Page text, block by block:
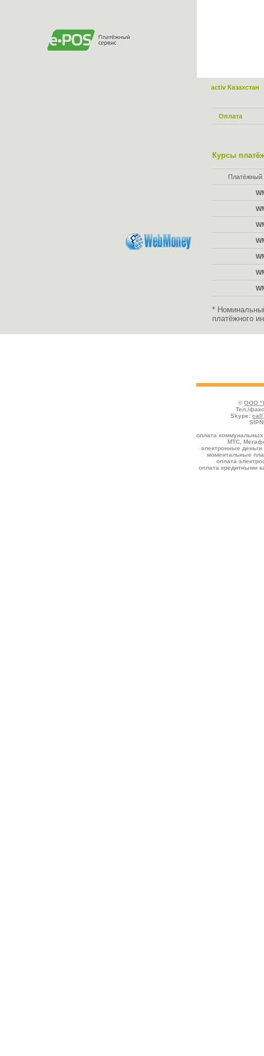
activ Казахстан
Оплата
Курсы
Платёжный
*
платёжного
©ООО
Тел./
Skype:
оплата
МТС,
электронные
моментальные
оплата
оплата кредитными